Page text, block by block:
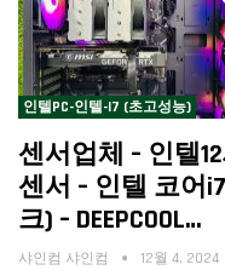
인텔PC-인텔-I7 (초고성능)
센서업체 – 인텔
센서 – 인텔 코어
크) – DEEPCOOL…
샤인컴 샤인컴 12월 4, 2024